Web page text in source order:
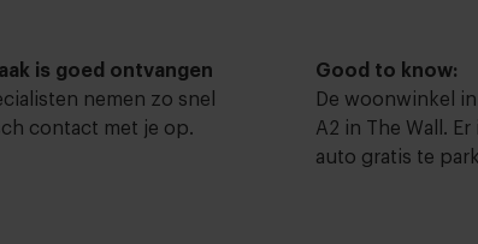
is goed ontvangen
nemen zo snel
contact met je op.
Good to know:
De woonwinkel
A2 in The Wall.
auto gratis te